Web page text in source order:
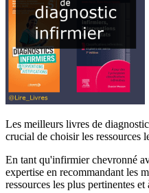
Les meilleurs livres de
crucial de choisir les ressources
En tant qu'infirmier chevronné
expertise en recommandant les
ressources les plus pertinentes